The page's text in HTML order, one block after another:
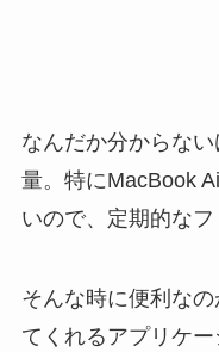
なんだか分からな
量。特にMacBook
いので、定期的なフ
そんな時に便利な
てくれるアプリケー